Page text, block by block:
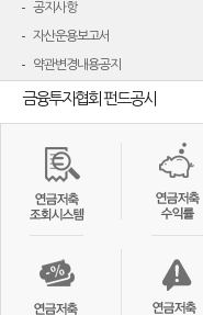
공지사항
자산운용보고서
약관변경내용공지
금융투자협회 펀드공시